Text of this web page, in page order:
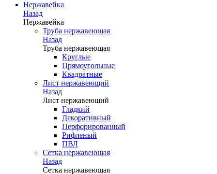
Нержавейка
Назад
Нержавейка
Труба нержавеющая
Назад
Труба нержавеющая
Круглые
Прямоугольные
Квадратные
Лист нержавеющий
Назад
Лист нержавеющий
Гладкий
Декоративный
Перфорированный
Рифленый
ПВЛ
Сетка нержавеющая
Назад
Сетка нержавеющая